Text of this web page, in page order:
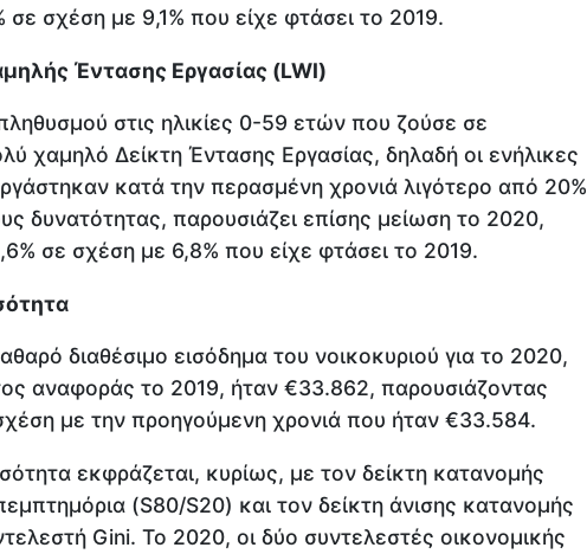
σχέση με 9,1% που είχε φτάσει το 2019.
Έντασης Εργασίας (LWI)
στις ηλικίες 0-59 ετών που ζούσε σε
χαμηλό Δείκτη Έντασης Εργασίας, δηλαδή οι ενήλικες
κατά την περασμένη χρονιά λιγότερο από 20%
δυνατότητας, παρουσιάζει επίσης μείωση το 2020,
σε σχέση με 6,8% που είχε φτάσει το 2019.
διαθέσιμο εισόδημα του νοικοκυριού για το 2020,
αναφοράς το 2019, ήταν €33.862, παρουσιάζοντας
με την προηγούμενη χρονιά που ήταν €33.584.
εκφράζεται, κυρίως, με τον δείκτη κατανομής
(S80/S20) και τον δείκτη άνισης κατανομής
Gini. Το 2020, οι δύο συντελεστές οικονομικής